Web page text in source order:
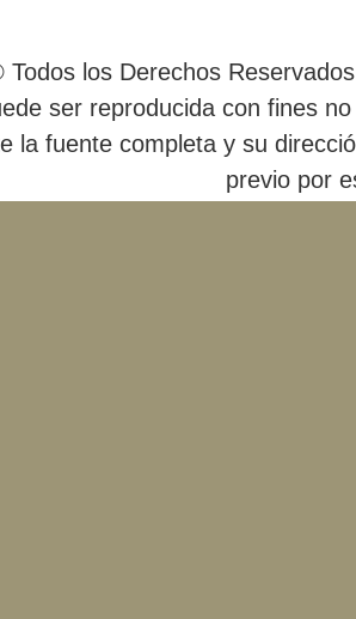
Todos los Derechos
ser reproducida con fines
la fuente completa y su
previo por